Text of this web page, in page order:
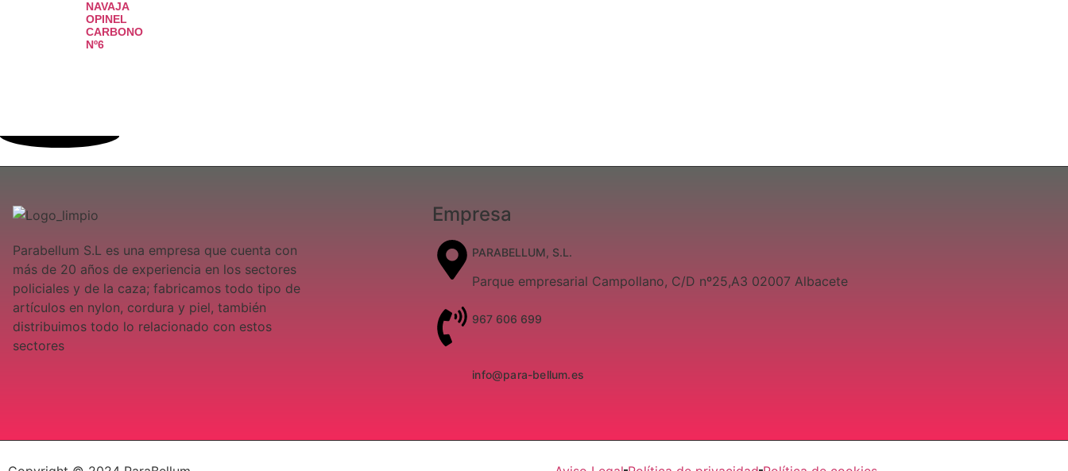
NAVAJA
OPINEL
CARBONO
Nº6
Parabellum S.L es una empresa que cuenta con
más de 20 años de experiencia en los sectores
policiales y de la caza; fabricamos todo tipo de
artículos en nylon, cordura y piel, también
distribuimos todo lo relacionado con estos
sectores
Empresa
PARABELLUM, S.L.
Parque empresarial Campollano, C/D nº25,A3 02007 Albacete
967 606 699
info@para-bellum.es